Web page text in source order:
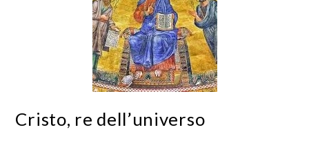
Cristo, re dell’universo